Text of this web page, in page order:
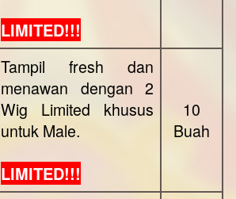
LIMITED!!!
Tampil fresh dan
menawan dengan 2
Wig Limited khusus
untuk Male.
LIMITED!!!
10
Buah